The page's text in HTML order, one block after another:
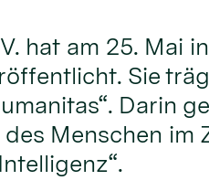
hat am 25. Mai
Sie
Darin
Menschen im